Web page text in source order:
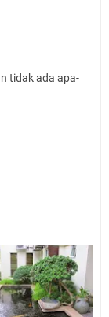
tidak ada apa-